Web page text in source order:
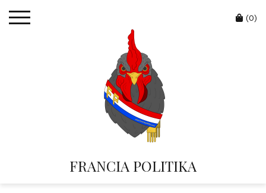
FRANCIA POLITIKA
Cart
(0)